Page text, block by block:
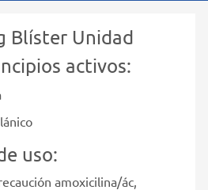
Blíster Unidad
activos:
uso:
amoxicilina/ác,